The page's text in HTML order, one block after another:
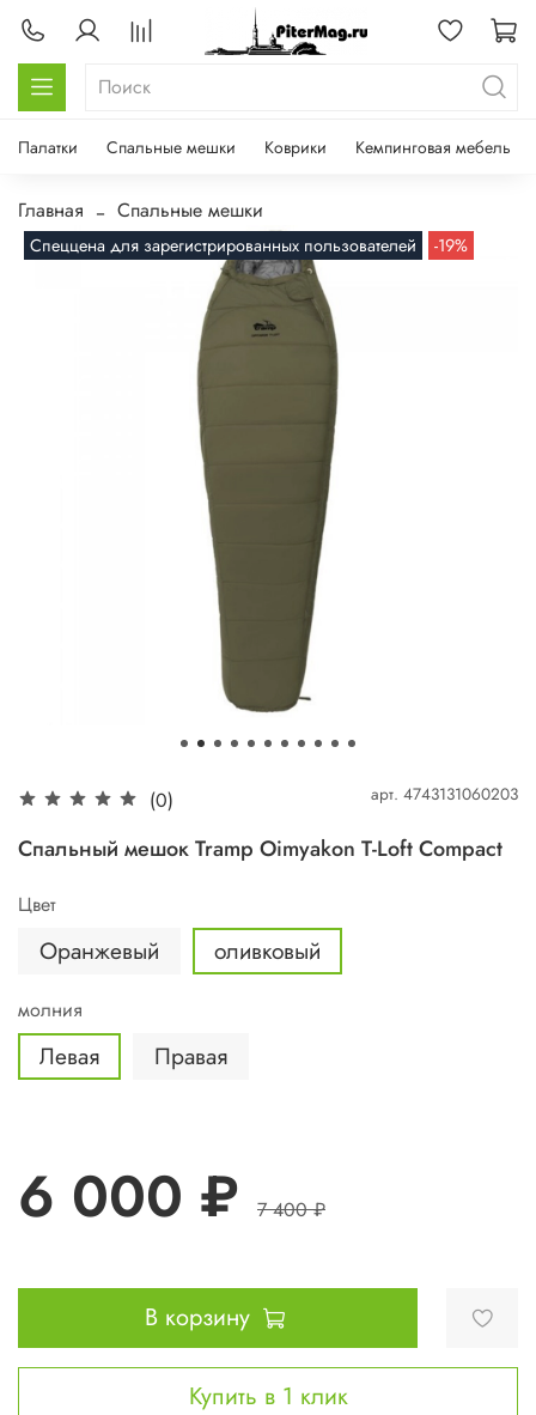
Палатки Спальные мешки Коврики Кемпинговая мебель
Главная Спальные мешки
Спеццена для зарегистрированных пользователей -19%
(0) арт. 4743131060203
Спальный мешок Tramp Oimyakon T-Loft Compact
Цвет
Оранжевый оливковый
молния
Левая Правая
6 000 ₽ 7 400 ₽
В корзину
Купить в 1 клик